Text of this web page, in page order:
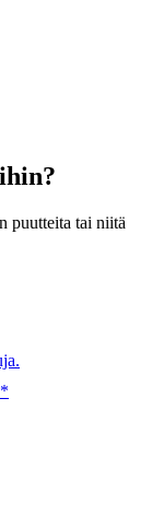
puutteita tai niitä